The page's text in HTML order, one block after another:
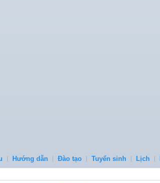
Hướng dẫn Đào tạo Tuyển sinh Lịch